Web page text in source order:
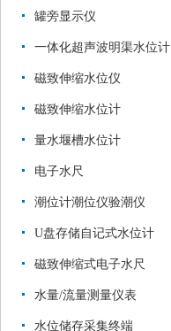
罐旁显示仪
一体化超声波明渠水位计
磁致伸缩水位仪
磁致伸缩水位计
量水堰槽水位计
电子水尺
潮位计潮位仪验潮仪
U盘存储自记式水位计
磁致伸缩式电子水尺
水量/流量测量仪表
水位储存采集终端